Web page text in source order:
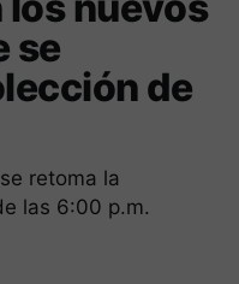
se
de
retoma la
las 6:00 p.m.